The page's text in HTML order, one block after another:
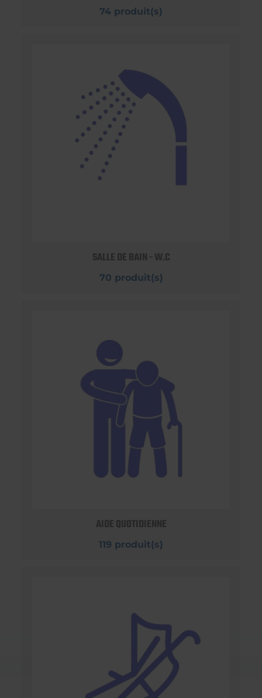
74 produit(s)
SALLE DE BAIN - W.C
70 produit(s)
AIDE QUOTIDIENNE
119 produit(s)